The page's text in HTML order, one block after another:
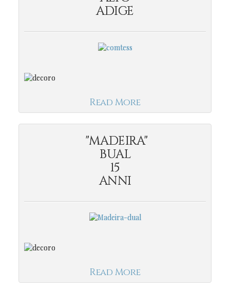
ADIGE
Read More
"MADEIRA"
BUAL
15
ANNI
Read More